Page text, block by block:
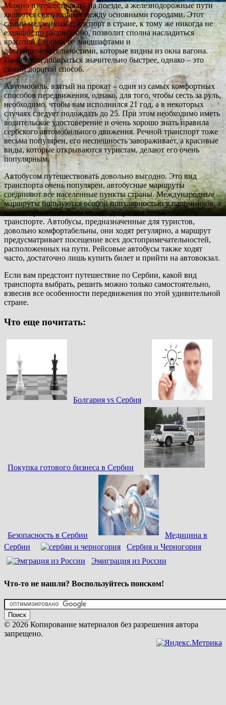
Можно путешествовать на поезде, а железнодорожные пути
являются связующими между основными городами. Этот
самый медленный транспорт в стране, к тому же никогда не
ездящий по расписанию, позволит сполна насладиться
красотой Сербии, ее ландшафтами и
достопримечательностями, которые видны из окна вагона.
Самолетом добираться значительно быстрее, однако – это
самый дорогой способ.
Автомобиль, взятый на прокат – один из самых комфортных
способов передвижения, однако, для того, чтобы сесть за руль,
необходимо, чтобы вам исполнился 21 год, а в некоторых
случаях следует подождать до 25. При этом необходимо иметь
водительское удостоверение и очень хорошо знать правила
сербского автомобильного движения. Речной транспорт тоже
весьма популярен, его неспешность завораживает, а красивые
виды, которые открываются туристам, делают его очень
популярным.
Автобусом путешествовать довольно выгодно. Это вид
транспорта очень популярен, автобусные маршруты
соединяют все населенные пункты страны. Международные
маршруты пользуются особой популярностью у паломников, а
к некоторым святыням можно добраться только на этом
транспорте. Автобусы, предназначенные для туристов,
довольно комфортабельны, они ходят регулярно, а маршрут
предусматривает посещение всех достопримечательностей,
расположенных на пути. Рейсовые автобусы также ходят
часто, достаточно лишь купить билет и прийти на автовокзал.
Если вам предстоит путешествие по Сербии, какой вид
транспорта выбрать, решить можно только самостоятельно,
взвесив все особенности передвижения по этой удивительной
стране.
Что еще почитать:
Болгария vs Сербия
Покупка готового бизнеса в Сербии
Безопасность в Сербии
Медицина в
Сербии
Сербия и Черногория
Эмиграция из России
Что-то не нашли? Воспользуйтесь поиском!
© 2026 Копирование материалов без разрешения автора
запрещено.